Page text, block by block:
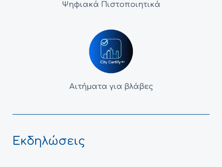
Ψηφιακά Πιστοποιητικά
Αιτήματα για βλάβες
Εκδηλώσεις